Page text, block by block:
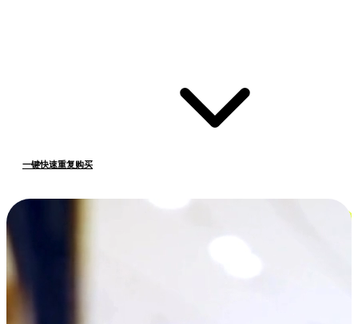
一键快速重复购买